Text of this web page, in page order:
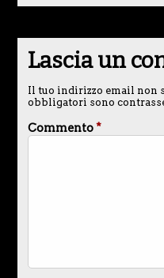
Lascia un
Il tuo indirizzo email non
obbligatori sono
Commento*